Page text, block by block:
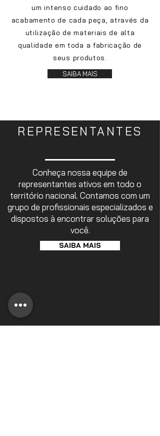
um intenso cuidado ao fino
acabamento de cada peça, através da
utilização de materiais de alta
qualidade em toda a fabricação de
seus produtos.
SAIBA MAIS
REPRESENTANTES
Conheça nossa equipe de
representantes ativos em todo o
território nacional. Contamos com um
grupo de profissionais especializados e
dispostos à encontrar soluções para
você.
SAIBA MAIS